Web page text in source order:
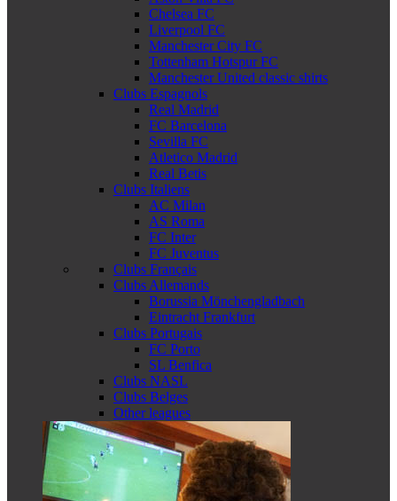
Chelsea FC
Liverpool FC
Manchester City FC
Tottenham Hotspur FC
Manchester United classic shirts
Clubs Espagnols
Real Madrid
FC Barcelona
Sevilla FC
Atletico Madrid
Real Betis
Clubs Italiens
AC Milan
AS Roma
FC Inter
FC Juventus
Clubs Français
Clubs Allemands
Borussia Mönchengladbach
Eintracht Frankfurt
Clubs Portugais
FC Porto
SL Benfica
Clubs NASL
Clubs Belges
Other leagues